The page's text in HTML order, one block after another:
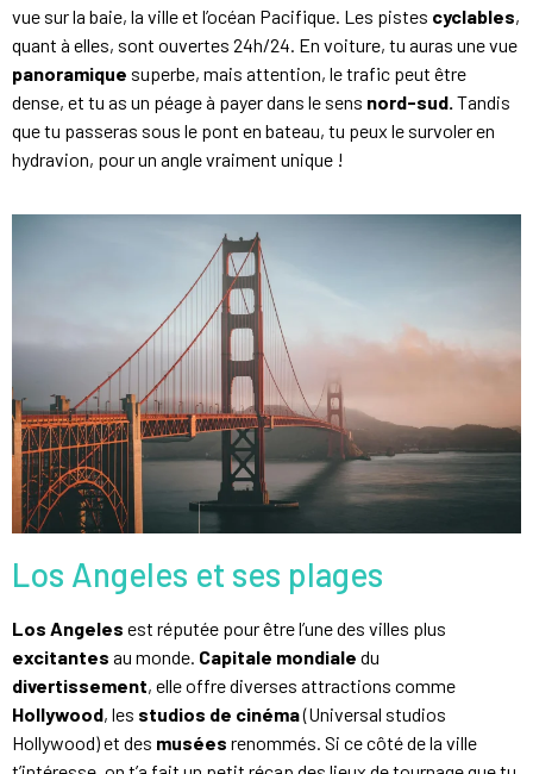
vue sur la baie, la ville et l’océan Pacifique. Les pistes cyclables,
quant à elles, sont ouvertes 24h/24. En voiture, tu auras une vue
panoramique superbe, mais attention, le trafic peut être
dense, et tu as un péage à payer dans le sens nord-sud. Tandis
que tu passeras sous le pont en bateau, tu peux le survoler en
hydravion, pour un angle vraiment unique !
Los Angeles et ses plages
Los Angeles est réputée pour être l’une des villes plus
excitantes au monde. Capitale mondiale du
divertissement, elle offre diverses attractions comme
Hollywood, les studios de cinéma(Universal studios
Hollywood) et des musées renommés. Si ce côté de la ville